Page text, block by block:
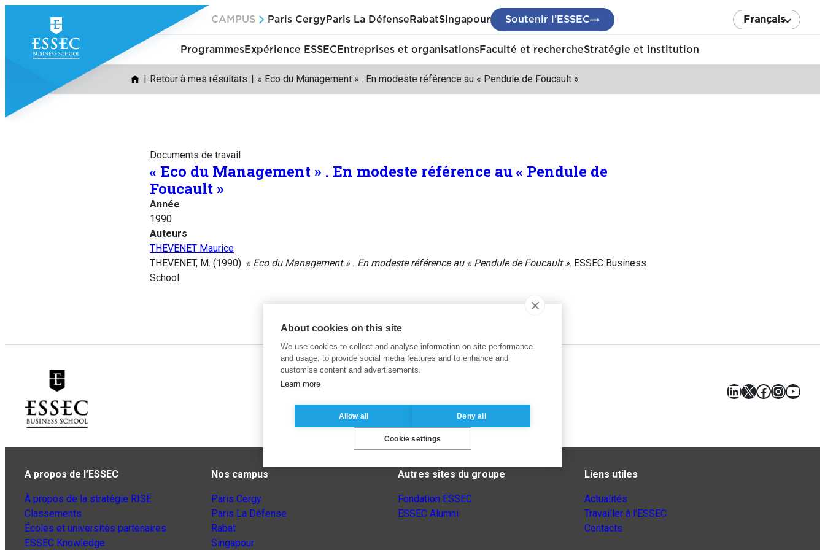
contenu
CAMPUS Paris Cergy Paris La Défense RabatSingapour Soutenir l’ESSEC Français
ProgrammesExpérience ESSEC Entreprises et organisationsFaculté et rechercheStratégie et institution
Retour à mes résultats « Eco du Management » . En modeste référence au « Pendule de Foucault »
Documents de travail
« Eco du Management » . En modeste référence au « Pendule de
Foucault »
Année
1990
Auteurs
THEVENET Maurice
THEVENET, M. (1990). « Eco du Management » . En modeste référence au « Pendule de Foucault ». ESSEC Business
School.
LinkedIn
X Facebook
A propos de l’ESSEC
À propos de la stratégie RISE
Classements
Écoles et universités partenaires
ESSEC Knowledge
Nos campus
Paris Cergy
Paris La Défense
Rabat
Singapour
Autres sites du groupe
Fondation ESSEC
ESSEC Alumni
Liens utiles
Actualités
Travailler à l’ESSEC
Contacts
About cookies on this site
We use cookies to collect and analyse information on site performance
and usage, to provide social media features and to enhance and
customise content and advertisements.
Learn more
Allow all Deny all
Cookie settings